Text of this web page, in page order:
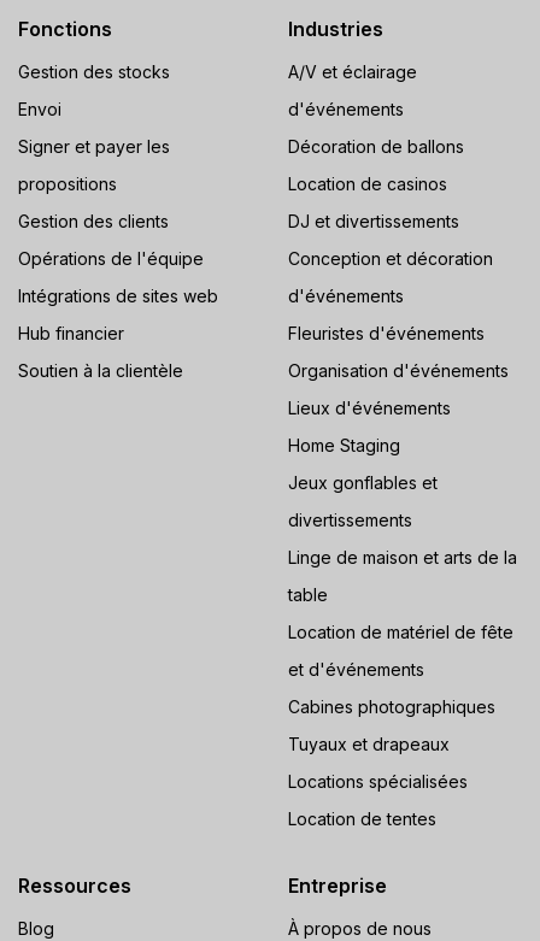
Fonctions
Gestion des stocks
Envoi
Signer et payer les
propositions
Gestion des clients
Opérations de l'équipe
Intégrations de sites web
Hub financier
Soutien à la clientèle
Industries
A/V et éclairage
d'événements
Décoration de ballons
Location de casinos
DJ et divertissements
Conception et décoration
d'événements
Fleuristes d'événements
Organisation d'événements
Lieux d'événements
Home Staging
Jeux gonflables et
divertissements
Linge de maison et arts de la
table
Location de matériel de fête
et d'événements
Cabines photographiques
Tuyaux et drapeaux
Locations spécialisées
Location de tentes
Ressources
Blog
Entreprise
À propos de nous